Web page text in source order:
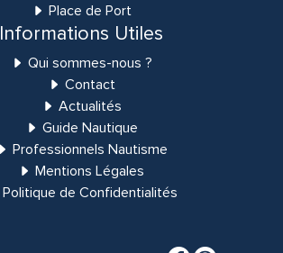
Place de Port
Informations Utiles
Qui sommes-nous ?
Contact
Actualités
Guide Nautique
Professionnels Nautisme
Mentions Légales
Politique de Confidentialités